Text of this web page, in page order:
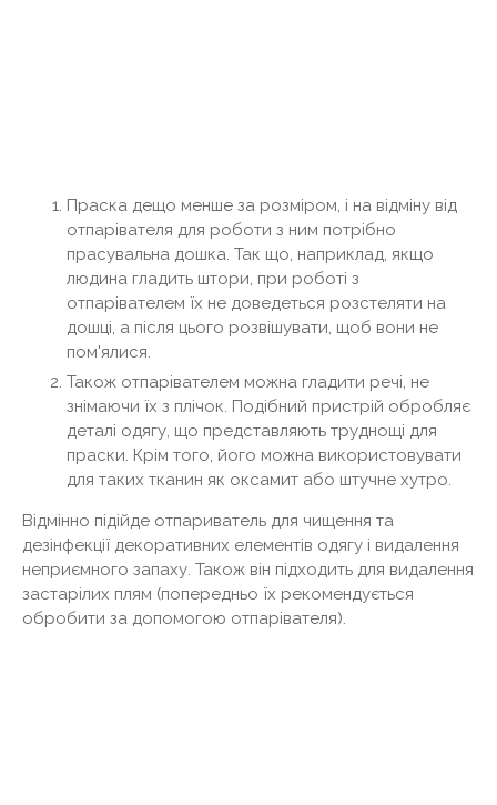
Праска дещо менше за розміром, і на відміну від
отпарівателя для роботи з ним потрібно
прасувальна дошка. Так що, наприклад, якщо
людина гладить штори, при роботі з
отпарівателем їх не доведеться розстеляти на
дошці, а після цього розвішувати, щоб вони не
пом'ялися.
Також отпарівателем можна гладити речі, не
знімаючи їх з плічок. Подібний пристрій обробляє
деталі одягу, що представляють труднощі для
праски. Крім того, його можна використовувати
для таких тканин як оксамит або штучне хутро.
Відмінно підійде отпариватель для чищення та
дезінфекції декоративних елементів одягу і видалення
неприємного запаху. Також він підходить для видалення
застарілих плям (попередньо їх рекомендується
обробити за допомогою отпарівателя).